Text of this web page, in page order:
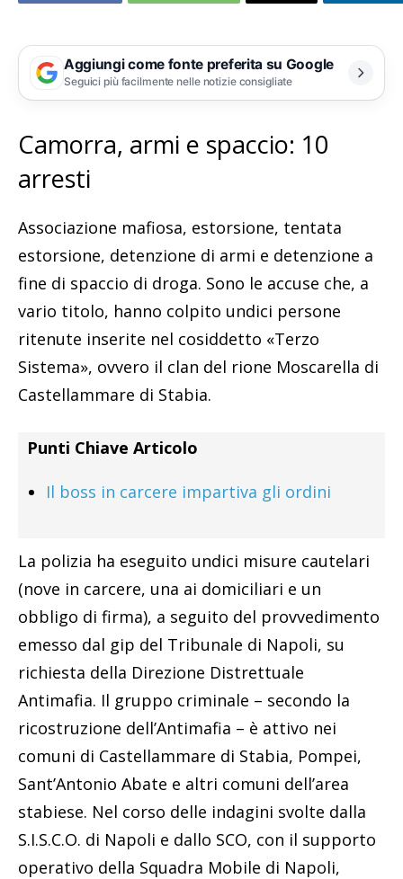
Aggiungi come fonte preferita su Google
Seguici più facilmente nelle notizie consigliate
Camorra, armi e spaccio: 10
arresti
Associazione mafiosa, estorsione, tentata
estorsione, detenzione di armi e detenzione a
fine di spaccio di droga. Sono le accuse che, a
vario titolo, hanno colpito undici persone
ritenute inserite nel cosiddetto «Terzo
Sistema», ovvero il clan del rione Moscarella di
Castellammare di Stabia.
Punti Chiave Articolo
Il boss in carcere impartiva gli ordini
La polizia ha eseguito undici misure cautelari
(nove in carcere, una ai domiciliari e un
obbligo di firma), a seguito del provvedimento
emesso dal gip del Tribunale di Napoli, su
richiesta della Direzione Distrettuale
Antimafia. Il gruppo criminale – secondo la
ricostruzione dell’Antimafia – è attivo nei
comuni di Castellammare di Stabia, Pompei,
Sant’Antonio Abate e altri comuni dell’area
stabiese. Nel corso delle indagini svolte dalla
S.I.S.C.O. di Napoli e dallo SCO, con il supporto
operativo della Squadra Mobile di Napoli,